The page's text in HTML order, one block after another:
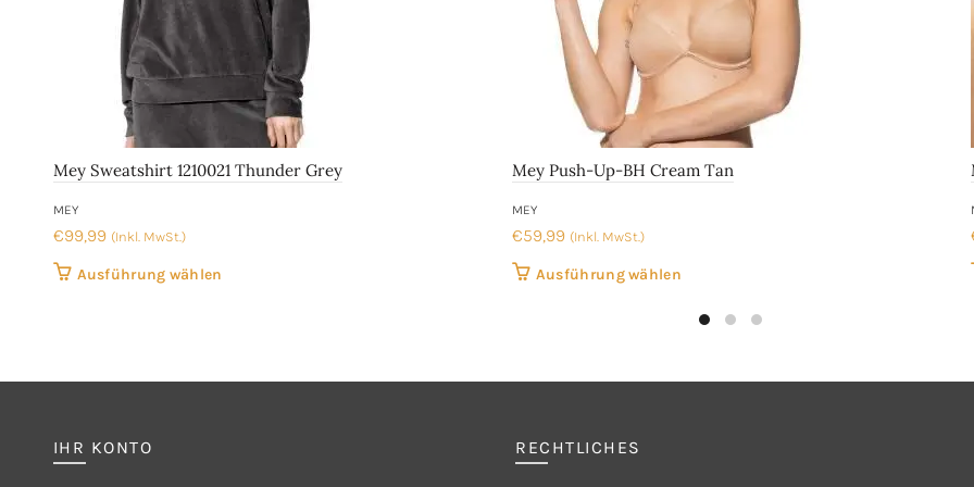
Mey Sweatshirt 1210021 Thunder Grey
MEY
€99,99 (Inkl. MwSt.)
Ausführung wählen
Varianten
Mey Push-Up-BH Cream Tan
MEY
€59,99 (Inkl. MwSt.)
Ausführung wählenDieses
weist
Varianten
IHR KONTO RECHTLICHES